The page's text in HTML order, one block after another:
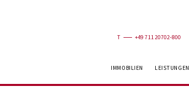
T +49 711 20702-800
IMMOBILIEN LEISTUNGEN